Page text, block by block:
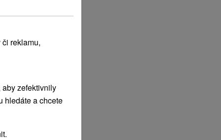
reklamu,
zefektivnily
hledáte a chcete